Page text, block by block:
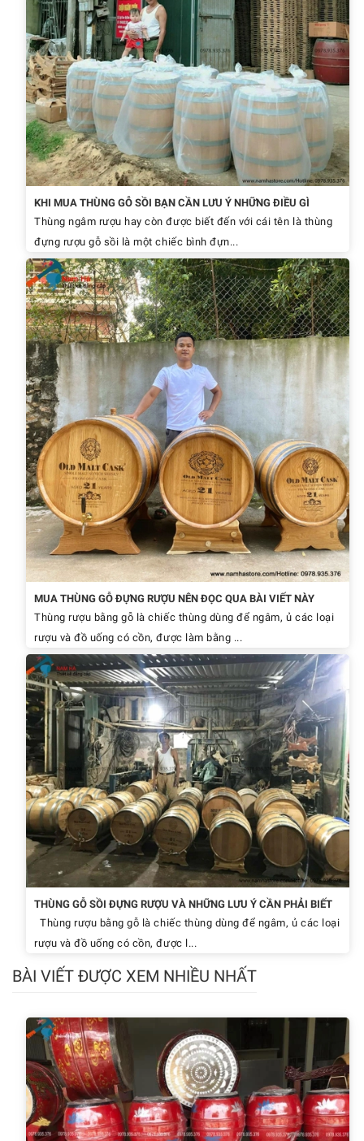
KHI MUA THÙNG GỖ SỒI BẠN CẦN LƯU Ý NHỮNG ĐIỀU GÌ
Thùng ngâm rượu hay còn được biết đến với cái tên là thùng
đựng rượu gỗ sồi là một chiếc bình đựn...
MUA THÙNG GỖ ĐỰNG RƯỢU NÊN ĐỌC QUA BÀI VIẾT NÀY
Thùng rượu bằng gỗ là chiếc thùng dùng để ngâm, ủ các loại
rượu và đồ uống có cồn, được làm bằng ...
THÙNG GỖ SỒI ĐỰNG RƯỢU VÀ NHỮNG LƯU Ý CẦN PHẢI BIẾT
Thùng rượu bằng gỗ là chiếc thùng dùng để ngâm, ủ các loại
rượu và đồ uống có cồn, được l...
BÀI VIẾT ĐƯỢC XEM NHIỀU NHẤT